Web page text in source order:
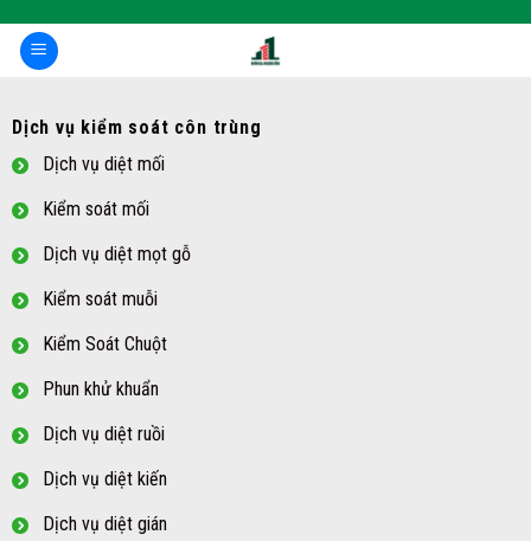
content
Dịch vụ kiểm soát côn trùng
Dịch vụ diệt mối
Kiểm soát mối
Dịch vụ diệt mọt gỗ
Kiểm soát muỗi
Kiểm Soát Chuột
Phun khử khuẩn
Dịch vụ diệt ruồi
Dịch vụ diệt kiến
Dịch vụ diệt gián